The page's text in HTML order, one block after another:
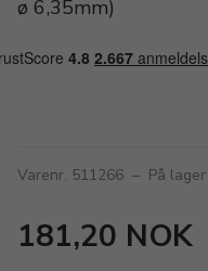
ø 6,35mm)
Varenr. 511266 – På lager
181,20 NOK